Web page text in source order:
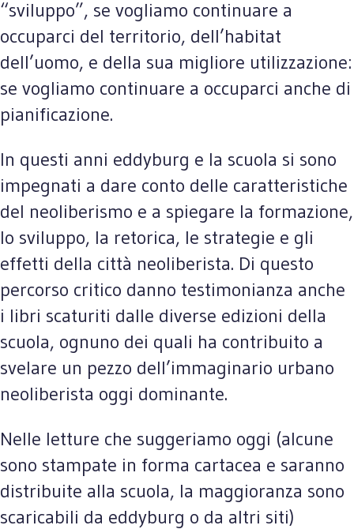
“sviluppo”, se vogliamo continuare a
occuparci del territorio, dell’habitat
dell’uomo, e della sua migliore utilizzazione:
se vogliamo continuare a occuparci anche di
pianificazione.
In questi anni eddyburg e la scuola si sono
impegnati a dare conto delle caratteristiche
del neoliberismo e a spiegare la formazione,
lo sviluppo, la retorica, le strategie e gli
effetti della città neoliberista. Di questo
percorso critico danno testimonianza anche
i libri scaturiti dalle diverse edizioni della
scuola, ognuno dei quali ha contribuito a
svelare un pezzo dell’immaginario urbano
neoliberista oggi dominante.
Nelle letture che suggeriamo oggi (alcune
sono stampate in forma cartacea e saranno
distribuite alla scuola, la maggioranza sono
scaricabili da eddyburg o da altri siti)